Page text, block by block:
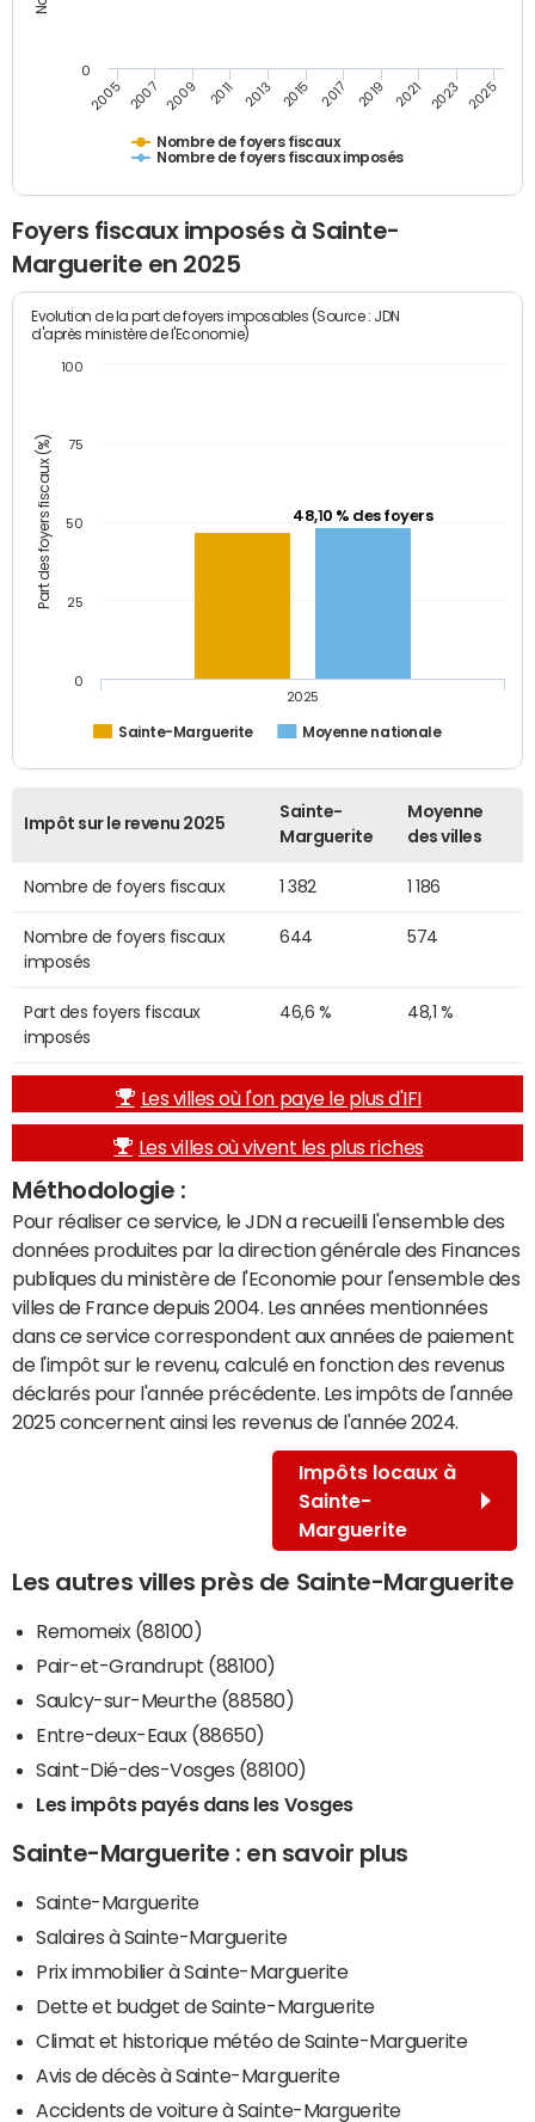
Nombre de foyers fiscaux
Nombre de foyers fiscaux imposés
2005 2007 2009 2011 2013 2015 2017 2019 2021 2023 2025
0
Foyers fiscaux imposés à Sainte-
Marguerite en 2025
Part des foyers fiscaux (%)
Evolution de la part de foyers imposables (Source : JDN
d'après ministère de l'Economie)
48,10 % des foyers
Sainte-Marguerite Moyenne nationale
2025
0
25
50
75
100
Impôt sur le revenu 2025
Sainte-
Marguerite
Moyenne
des villes
Nombre de foyers fiscaux 1 382 1 186
Nombre de foyers fiscaux
imposés
644 574
Part des foyers fiscaux
imposés
46,6 % 48,1 %
Les villes où l'on paye le plus d'IFI
Les villes où vivent les plus riches
Méthodologie :
Pour réaliser ce service, le JDN a recueilli l'ensemble des
données produites par la direction générale des Finances
publiques du ministère de l'Economie pour l'ensemble des
villes de France depuis 2004. Les années mentionnées
dans ce service correspondent aux années de paiement
de l'impôt sur le revenu, calculé en fonction des revenus
déclarés pour l'année précédente. Les impôts de l'année
2025 concernent ainsi les revenus de l'année 2024.
Impôts locaux à
Sainte-
Marguerite
Les autres villes près de Sainte-Marguerite
Remomeix (88100)
Pair-et-Grandrupt (88100)
Saulcy-sur-Meurthe (88580)
Entre-deux-Eaux (88650)
Saint-Dié-des-Vosges (88100)
Les impôts payés dans les Vosges
Sainte-Marguerite : en savoir plus
Sainte-Marguerite
Salaires à Sainte-Marguerite
Prix immobilier à Sainte-Marguerite
Dette et budget de Sainte-Marguerite
Climat et historique météo de Sainte-Marguerite
Avis de décès à Sainte-Marguerite
Accidents de voiture à Sainte-Marguerite